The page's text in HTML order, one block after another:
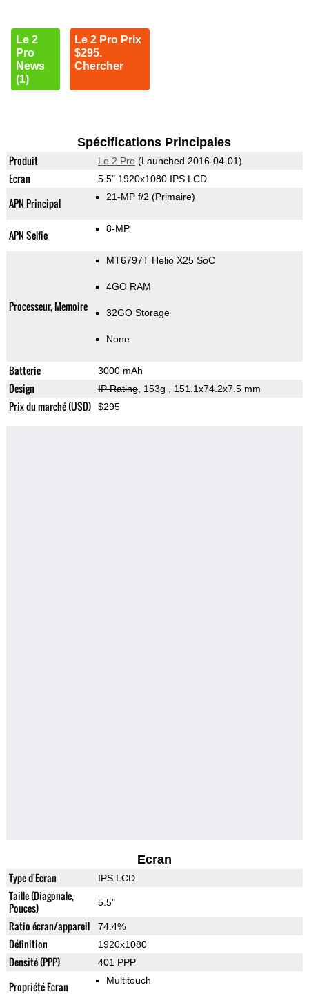
Le 2
Pro
News
(1)
Le 2 Pro Prix
$295.
Chercher
Spécifications Principales
Produit Le 2 Pro(Launched 2016-04-01)
Ecran 5.5" 1920x1080 IPS LCD
APN Principal 21-MP f/2 (Primaire)
APN Selfie 8-MP
Processeur, Memoire
MT6797T Helio X25 SoC
4GO RAM
32GO Storage
None
Batterie 3000 mAh
Design IP Rating, 153g , 151.1x74.2x7.5 mm
Prix du marché (USD) $295
Ecran
Type d'Ecran IPS LCD
Taille (Diagonale,
Pouces)
5.5"
Ratio écran/appareil 74.4%
Définition 1920x1080
Densité (PPP) 401 PPP
Propriété Ecran Multitouch